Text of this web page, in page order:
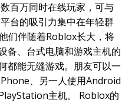
百万同时在线玩家，可与
台的吸引力集中在年轻群
们伴随着Roblox长大，将
备、台式电脑和游戏主机的
都能无缝游戏。朋友可以一
、另一人使用Android
主机。 Roblox的